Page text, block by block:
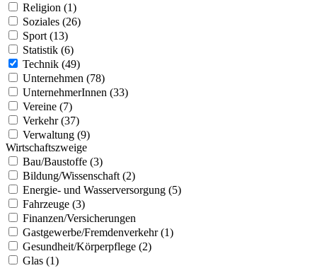
Religion (1)
Soziales (26)
Sport (13)
Statistik (6)
Technik (49)
Unternehmen (78)
UnternehmerInnen (33)
Vereine (7)
Verkehr (37)
Verwaltung (9)
Wirtschaftszweige
Bau/Baustoffe (3)
Bildung/Wissenschaft (2)
Energie- und Wasserversorgung (5)
Fahrzeuge (3)
Finanzen/Versicherungen
Gastgewerbe/Fremdenverkehr (1)
Gesundheit/Körperpflege (2)
Glas (1)